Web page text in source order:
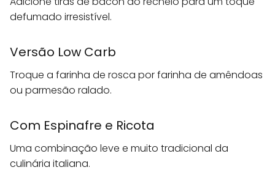
defumado irresistível.
Versão Low Carb
Troque a farinha de rosca por farinha de amêndoas
ou parmesão ralado.
Com Espinafre e Ricota
Uma combinação leve e muito tradicional da
culinária italiana.